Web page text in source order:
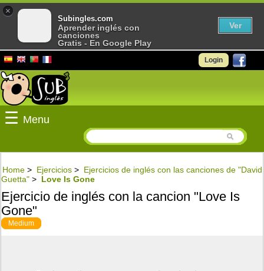
Login
☰ Menu
Home > Ejercicios > Ejercicios de inglés con las canciones de "David
Guetta" > Love Is Gone
Ejercicio de inglés con la cancion "Love Is
Gone"
Medium
×
Subingles.com
Aprender inglés con
canciones
Gratis - En Google Play
Ver